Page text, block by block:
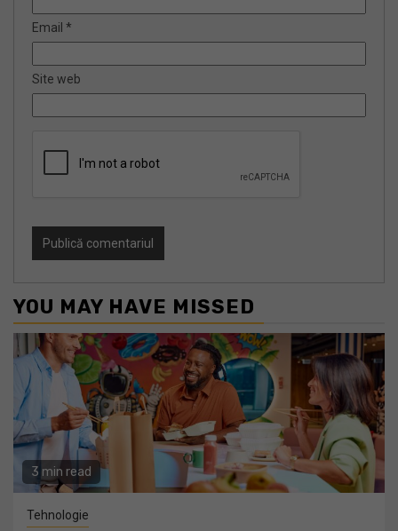
Email *
Site web
YOU MAY HAVE MISSED
3 min read
Tehnologie